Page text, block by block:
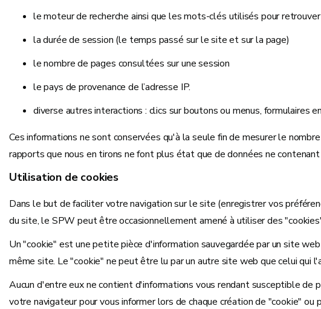
le moteur de recherche ainsi que les mots-clés utilisés pour
la durée de session (le temps passé sur le site et sur la page)
le nombre de pages consultées sur une session
le pays de provenance de l’adresse IP.
diverse autres interactions : clics sur boutons ou menus, formulaires
Ces informations ne sont conservées qu'à la seule fin de mesurer le
rapports que nous en tirons ne font plus état que de données ne
Utilisation de cookies
Dans le but de faciliter votre navigation sur le site (enregistrer vos
du site, le SPW peut être occasionnellement amené à utiliser des
Un "cookie" est une petite pièce d'information sauvegardée par un site
même site. Le "cookie" ne peut être lu par un autre site web que celui qui
Aucun d'entre eux ne contient d'informations vous rendant susceptible
votre navigateur pour vous informer lors de chaque création de "cookie" ou